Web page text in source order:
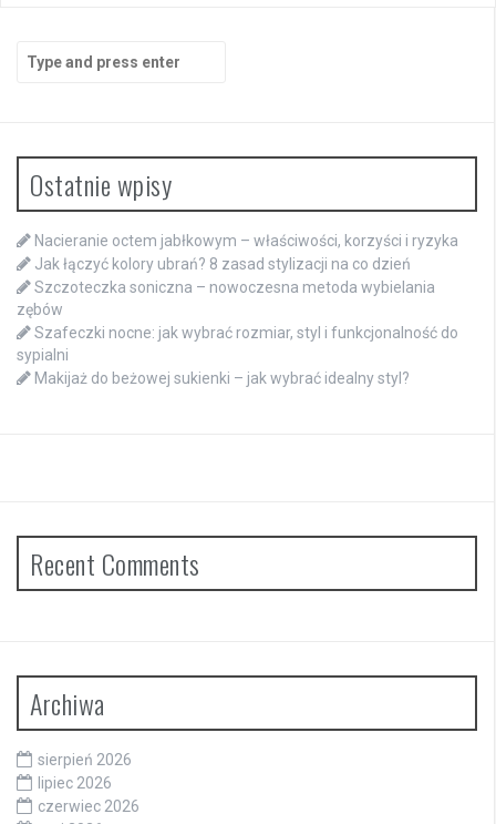
for:
Ostatnie wpisy
Nacieranie octem jabłkowym – właściwości, korzyści i ryzyka
Jak łączyć kolory ubrań? 8 zasad stylizacji na co dzień
Szczoteczka soniczna – nowoczesna metoda wybielania
zębów
Szafeczki nocne: jak wybrać rozmiar, styl i funkcjonalność do
sypialni
Makijaż do beżowej sukienki – jak wybrać idealny styl?
Recent Comments
Archiwa
sierpień 2026
lipiec 2026
czerwiec 2026